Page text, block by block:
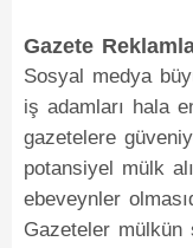
Gazete
Sosyal medya
iş adamları hala
gazetelere
potansiyel mülk
ebeveynler
Gazeteler mülkün